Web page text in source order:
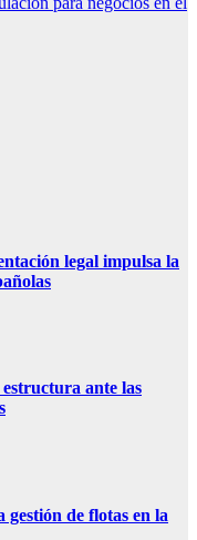
legal impulsa la
ante las
de flotas en la